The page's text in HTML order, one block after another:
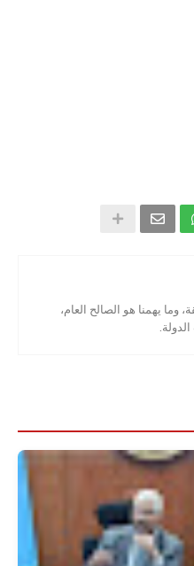
وما يهمنا هو الصالح العام،